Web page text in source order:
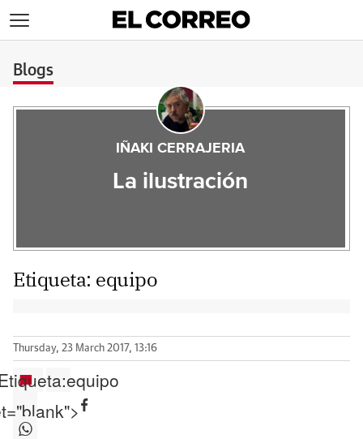
Blogs
IÑAKI CERRAJERIA
La ilustración
Etiqueta: equipo
Thursday, 23 March 2017, 13:16
equipo